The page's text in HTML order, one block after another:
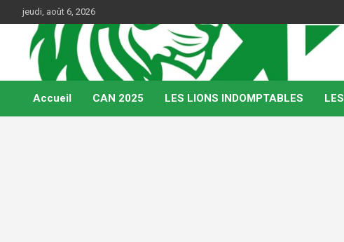
to
content
jeudi, août 6, 2026
Kamerfoot
Web Magazine du football camerounais
Accueil CAN 2025 LES LIONS INDOMPTABLES